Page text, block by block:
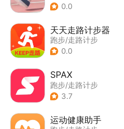
0.0
天天走路计步器
跑步/走路计步
0.0
SPAX
跑步/走路计步
3.7
运动健康助手